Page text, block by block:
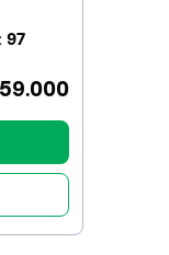
: 97